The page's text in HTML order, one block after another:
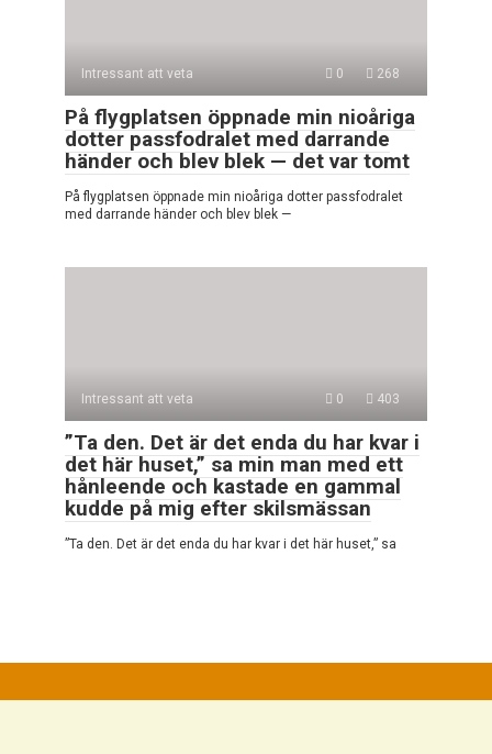
Intressant att veta 0 268
På flygplatsen öppnade min nioåriga
dotter passfodralet med darrande
händer och blev blek — det var tomt
På flygplatsen öppnade min nioåriga dotter passfodralet
med darrande händer och blev blek —
Intressant att veta 0 403
”Ta den. Det är det enda du har kvar i
det här huset,” sa min man med ett
hånleende och kastade en gammal
kudde på mig efter skilsmässan
”Ta den. Det är det enda du har kvar i det här huset,” sa